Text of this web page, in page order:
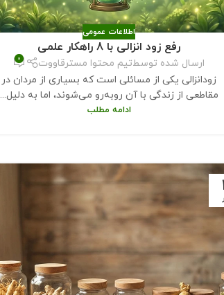
اطلاعات عمومی
رفع زود انزالی با 8 راهکار علمی
ارسال شده توسطتیم محتوا مسترقاووت 0
زودانزالی یکی از مسائلی است که بسیاری از مردان در
مقاطعی از زندگی با آن روبه‌رو می‌شوند، اما به دلیل...
ادامه مطلب